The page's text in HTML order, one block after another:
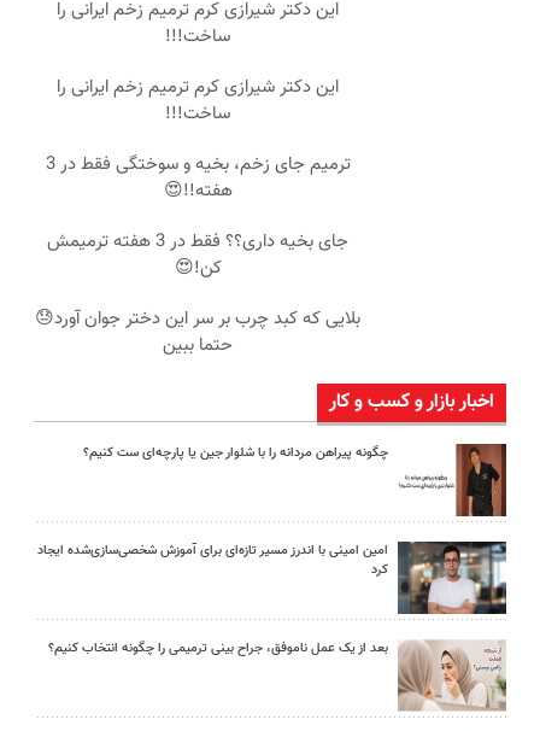
این دکتر شیرازی کرم ترمیم زخم ایرانی را
ساخت!!!
این دکتر شیرازی کرم ترمیم زخم ایرانی را
ساخت!!!
ترمیم جای زخم، بخیه و سوختگی فقط در 3
هفته!!😍
جای بخیه داری؟؟ فقط در 3 هفته ترمیمش
کن!😍
بلایی که کبد چرب بر سر این دختر جوان آورد😓
حتما ببین
اخبار بازار و کسب و کار
چگونه پیراهن مردانه را با شلوار جین یا پارچه‌ای ست کنیم؟
امین امینی با اندرز مسیر تازه‌ای برای آموزش شخصی‌سازی‌شده ایجاد
کرد
بعد از یک عمل ناموفق، جراح بینی ترمیمی را چگونه انتخاب کنیم؟